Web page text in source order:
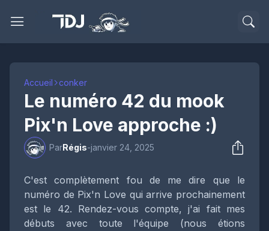
Accueil conker
Le numéro 42 du mook
Pix'n Love approche :)
ParRégis-janvier 24, 2025
C'est complètement fou de me dire que le
numéro de Pix'n Love qui arrive prochainement
est le 42. Rendez-vous compte, j'ai fait mes
débuts avec toute l'équipe (nous étions